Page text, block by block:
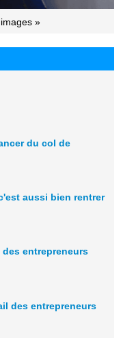
»
du col de
aussi bien rentrer
entrepreneurs
des entrepreneurs